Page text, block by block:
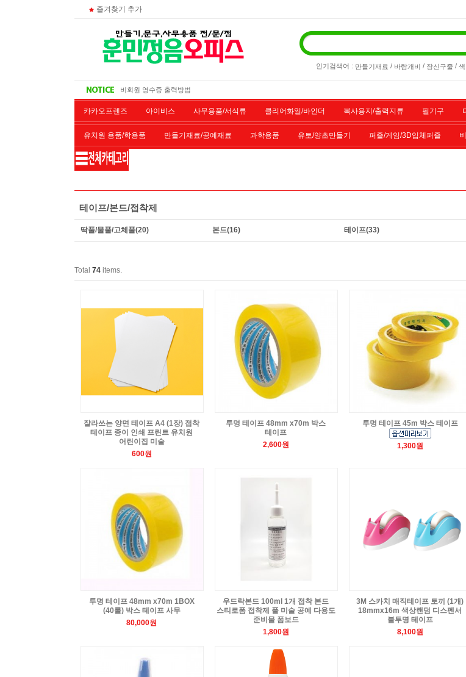
즐겨찾기 추가
인기검색어 : 만들기재료 / 바람개비 / 장신구줄 /
비회원 영수증 출력방법
대량 구매시
카카오프렌즈 아이비스 사무용품/서식류 클리어화일/바인더 복사용지/출력지류 필기구
유치원 용품/학용품 만들기재료/공예재료 과학용품 유토/양초만들기 퍼즐/게임/3D입체퍼즐
재단/제본/코팅
테이프/본드/접착제
딱풀/물풀/고체풀(20) 본드(16) 테이프(33)
Total 74 items.
잘라쓰는 양면 테이프 A4 (1장) 접착
테이프 종이 인쇄 프린트 유치원
어린이집 미술
600원
투명 테이프 48mm x70m 박스
테이프
2,600원
투명 테이프 45m 박스 테이프
1,300원
투명 테이프 48mm x70m 1BOX
(40롤) 박스 테이프 사무
80,000원
우드락본드 100ml 1개 접착 본드
스티로폼 접착제 풀 미술 공예 다용도
준비물 폼보드
1,800원
3M 스카치 매직테이프 토끼 (1개)
18mmx16m 색상랜덤 디스펜서
불투명 테이프
8,100원